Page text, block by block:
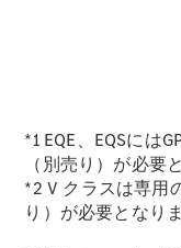
A-Class
B-Class
試乗リクエ
*1 EQE、EQSには
（別売り）が必要
*2 V クラスは専用
り）が必要となりま